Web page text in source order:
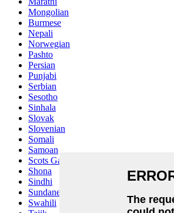
Mongolian
Burmese
Nepali
Norwegian
Pashto
Persian
Punjabi
Serbian
Sesotho
Sinhala
Slovak
Slovenian
Somali
Samoan
Scots Gaelic
Shona
Sindhi
Sundanese
Swahili